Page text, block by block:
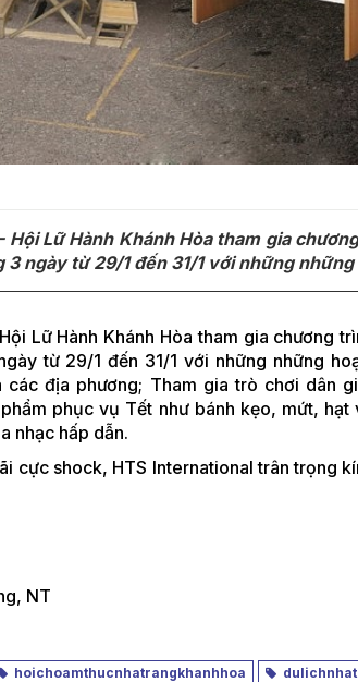
Lữ Hành Khánh Hòa tham gia
ngày từ 29/1 đến 31/1 với những
Lữ Hành Khánh Hòa tham gia chương
từ 29/1 đến 31/1 với những những
địa phương; Tham gia trò chơi dân
phục vụ Tết như bánh kẹo, mứt,
nhạc hấp dẫn.
cực shock, HTS International trân trọng
NT
hoichoamthucnhatrangkhanhhoa